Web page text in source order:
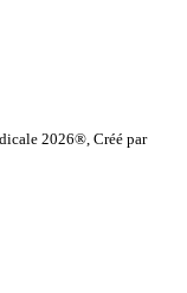
2026®, Créé par